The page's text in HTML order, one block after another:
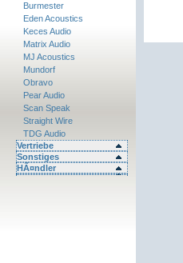
Burmester
Eden Acoustics
Keces Audio
Matrix Audio
MJ Acoustics
Mundorf
Obravo
Pear Audio
Scan Speak
Straight Wire
TDG Audio
Vertriebe
Sonstiges
HÃ¤ndler